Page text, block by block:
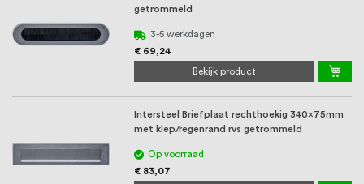
getrommeld
3-5 werkdagen
€ 69,24
Bekijk product
Intersteel Briefplaat rechthoekig 340x75mm
met klep/regenrand rvs getrommeld
Op voorraad
€ 83,07